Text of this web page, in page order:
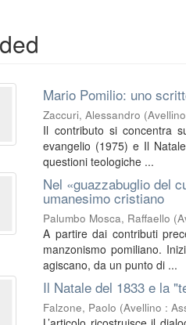
Mario Pomilio: uno
Zaccuri, Alessandro (
Il contributo si concentra
evangelio (1975) e Il
questioni teologiche ...
Nel «guazzabuglio del
umanesimo cristiano
Palumbo Mosca, Raffaello (
A partire dai contributi
manzonismo pomiliano.
agiscano, da un punto di ...
Il Natale del 1833 e la
Falzone, Paolo (Avellino :